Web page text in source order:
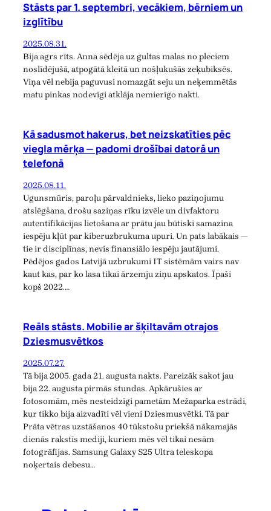
Stāsts par 1. septembri, vecākiem, bērniem un
izglītību
2025.08.31.
Bija agrs rīts. Anna sēdēja uz gultas malas no pleciem
noslīdējušā, atpogātā kleitā un nošļukušās zeķubiksēs.
Viņa vēl nebija paguvusi nomazgāt seju un neķemmētās
matu pinkas nodevīgi atklāja nemierīgo nakti.
Kā sadusmot hakerus, bet neizskatīties pēc
viegla mērķa — padomi drošībai datorā un
telefonā
2025.08.11.
Ugunsmūris, paroļu pārvaldnieks, lieko paziņojumu
atslēgšana, drošu saziņas rīku izvēle un divfaktoru
autentifikācijas lietošana ar prātu jau būtiski samazina
iespēju kļūt par kiberuzbrukuma upuri. Un pats labākais —
tie ir disciplīnas, nevis finansiālo iespēju jautājumi.
Pēdējos gados Latvijā uzbrukumi IT sistēmām vairs nav
kaut kas, par ko lasa tikai ārzemju ziņu apskatos. Īpaši
kopš 2022.…
Reāls stāsts. Mobilie ar šķiltavām otrajos
Dziesmusvētkos
2025.07.27.
Tā bija 2005. gada 21. augusta nakts. Pareizāk sakot jau
bija 22. augusta pirmās stundas. Apkārušies ar
fotosomām, mēs nesteidzīgi pametām Mežaparka estrādi,
kur tikko bija aizvadīti vēl vieni Dziesmusvētki. Tā par
Prāta vētras uzstāšanos 40 tūkstošu priekšā nākamajās
dienās rakstīs mediji, kuriem mēs vēl tikai nesām
fotogrāfijas. Samsung Galaxy S25 Ultra teleskopa
noķertais debesu…